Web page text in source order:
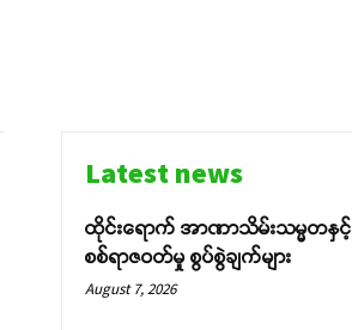
Latest news
ထိုင်းရောက် အာဏာသိမ်းသမ္မတနှင့်
စစ်ရာဇဝတ်မှု စွပ်စွဲချက်များ
August 7, 2026